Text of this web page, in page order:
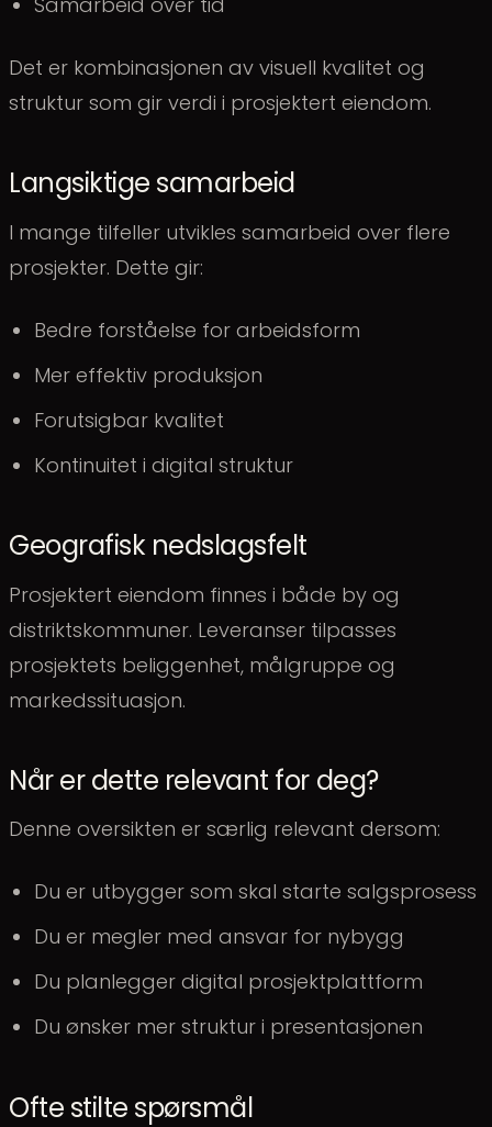
Det er kombinasjonen av visuell kvalitet og
struktur som gir verdi i prosjektert eiendom.
Langsiktige samarbeid
I mange tilfeller utvikles samarbeid over flere
prosjekter. Dette gir:
Bedre forståelse for arbeidsform
Mer effektiv produksjon
Forutsigbar kvalitet
Kontinuitet i digital struktur
Geografisk nedslagsfelt
Prosjektert eiendom finnes i både by og
distriktskommuner. Leveranser tilpasses
prosjektets beliggenhet, målgruppe og
markedssituasjon.
Når er dette relevant for deg?
Denne oversikten er særlig relevant dersom:
Du er utbygger som skal starte salgsprosess
Du er megler med ansvar for nybygg
Du planlegger digital prosjektplattform
Du ønsker mer struktur i presentasjonen
Ofte stilte spørsmål